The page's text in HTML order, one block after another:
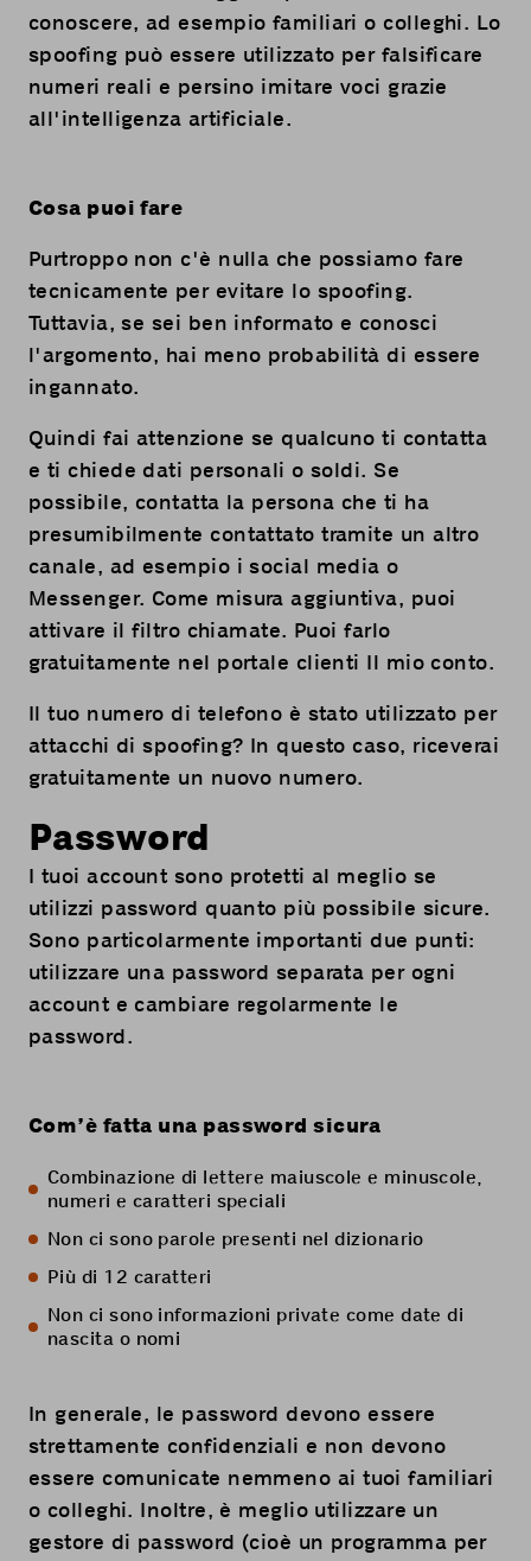
conoscere, ad esempio familiari o colleghi. Lo
spoofing può essere utilizzato per falsificare
numeri reali e persino imitare voci grazie
all'intelligenza artificiale.
Cosa puoi fare
Purtroppo non c'è nulla che possiamo fare
tecnicamente per evitare lo spoofing.
Tuttavia, se sei ben informato e conosci
l'argomento, hai meno probabilità di essere
ingannato.
Quindi fai attenzione se qualcuno ti contatta
e ti chiede dati personali o soldi. Se
possibile, contatta la persona che ti ha
presumibilmente contattato tramite un altro
canale, ad esempio i social media o
Messenger. Come misura aggiuntiva, puoi
attivare il filtro chiamate. Puoi farlo
gratuitamente nel portale clienti Il mio conto.
Il tuo numero di telefono è stato utilizzato per
attacchi di spoofing? In questo caso, riceverai
gratuitamente un nuovo numero.
Password
I tuoi account sono protetti al meglio se
utilizzi password quanto più possibile sicure.
Sono particolarmente importanti due punti:
utilizzare una password separata per ogni
account e cambiare regolarmente le
password.
Com’è fatta una password sicura
Combinazione di lettere maiuscole e minuscole,
numeri e caratteri speciali
Non ci sono parole presenti nel dizionario
Più di 12 caratteri
Non ci sono informazioni private come date di
nascita o nomi
In generale, le password devono essere
strettamente confidenziali e non devono
essere comunicate nemmeno ai tuoi familiari
o colleghi. Inoltre, è meglio utilizzare un
gestore di password (cioè un programma per